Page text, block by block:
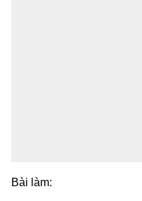
Bài làm: